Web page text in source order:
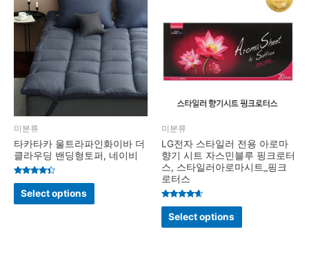
미분류
타카타카 울트라파인화이바 더
클라우딩 밴딩형토퍼, 네이비
Rated
4.2
out of 5
Select options
미분류
LG전자 스타일러 전용 아로마
향기 시트 자스민블루 핑크로터
스, 스타일러아로마시트_핑크
로터스
Rated
4.4
out of 5
Select options